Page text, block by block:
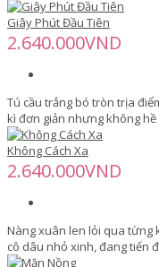
Giây Phút Đầu Tiên
2.640.000VND
Tú cầu trắng bó tròn trịa
kì đơn giản nhưng không hề
Không Cách Xa
2.640.000VND
Nàng xuân len lỏi qua từng
cô dâu nhỏ xinh, đang tiến